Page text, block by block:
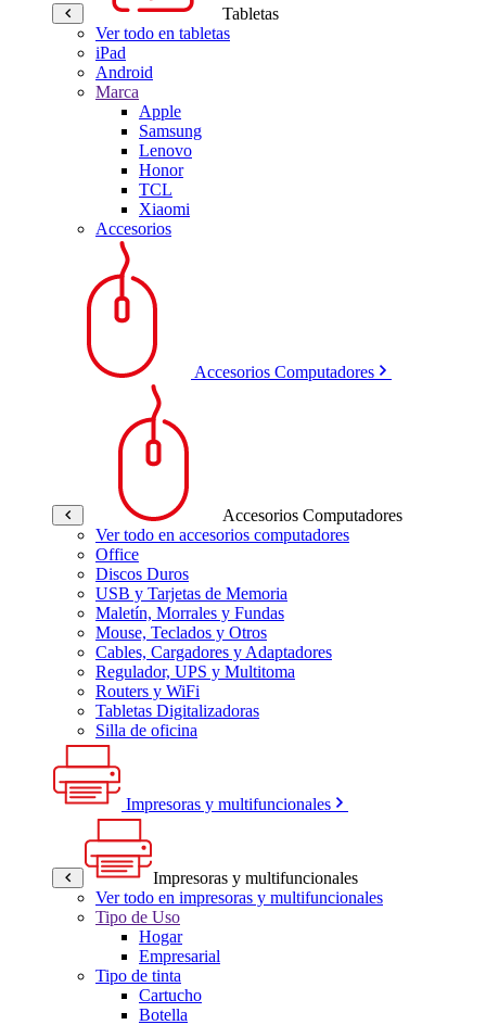
Tabletas
Ver todo en tabletas
iPad
Android
Marca
Apple
Samsung
Lenovo
Honor
TCL
Xiaomi
Accesorios
Accesorios Computadores
Accesorios Computadores
Ver todo en accesorios computadores
Office
Discos Duros
USB y Tarjetas de Memoria
Maletín, Morrales y Fundas
Mouse, Teclados y Otros
Cables, Cargadores y Adaptadores
Regulador, UPS y Multitoma
Routers y WiFi
Tabletas Digitalizadoras
Silla de oficina
Impresoras y multifuncionales
Impresoras y multifuncionales
Ver todo en impresoras y multifuncionales
Tipo de Uso
Hogar
Empresarial
Tipo de tinta
Cartucho
Botella